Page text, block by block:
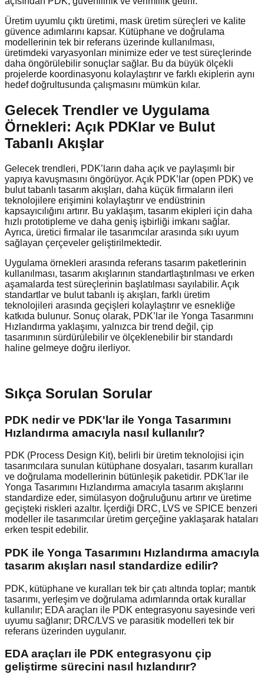
Üretim uyumlu çıktı üretimi, mask üretim süreçleri ve kalite
güvence adımlarını kapsar. Kütüphane ve doğrulama
modellerinin tek bir referans üzerinde kullanılması,
üretimdeki varyasyonları minimize eder ve test süreçlerinde
daha öngörülebilir sonuçlar sağlar. Bu da büyük ölçekli
projelerde koordinasyonu kolaylaştırır ve farklı ekiplerin aynı
hedef doğrultusunda çalışmasını mümkün kılar.
Gelecek Trendler ve Uygulama
Örnekleri: Açık PDKlar ve Bulut
Tabanlı Akışlar
Gelecek trendleri, PDK’ların daha açık ve paylaşımlı bir
yapıya kavuşmasını öngörüyor. Açık PDK’lar (open PDK) ve
bulut tabanlı tasarım akışları, daha küçük firmaların ileri
teknolojilere erişimini kolaylaştırır ve endüstrinin
kapsayıcılığını artırır. Bu yaklaşım, tasarım ekipleri için daha
hızlı prototipleme ve daha geniş işbirliği imkanı sağlar.
Ayrıca, üretici firmalar ile tasarımcılar arasında sıkı uyum
sağlayan çerçeveler geliştirilmektedir.
Uygulama örnekleri arasında referans tasarım paketlerinin
kullanılması, tasarım akışlarının standartlaştırılması ve erken
aşamalarda test süreçlerinin başlatılması sayılabilir. Açık
standartlar ve bulut tabanlı iş akışları, farklı üretim
teknolojileri arasında geçişleri kolaylaştırır ve esnekliğe
katkıda bulunur. Sonuç olarak, PDK’lar ile Yonga Tasarımını
Hızlandırma yaklaşımı, yalnızca bir trend değil, çip
tasarımının sürdürülebilir ve ölçeklenebilir bir standardı
haline gelmeye doğru ilerliyor.
Sıkça Sorulan Sorular
PDK nedir ve PDK'lar ile Yonga Tasarımını
Hızlandırma amacıyla nasıl kullanılır?
PDK (Process Design Kit), belirli bir üretim teknolojisi için
tasarımcılara sunulan kütüphane dosyaları, tasarım kuralları
ve doğrulama modellerinin bütünleşik paketidir. PDK'lar ile
Yonga Tasarımını Hızlandırma amacıyla tasarım akışlarını
standardize eder, simülasyon doğruluğunu artırır ve üretime
geçişteki riskleri azaltır. İçerdiği DRC, LVS ve SPICE benzeri
modeller ile tasarımcılar üretim gerçeğine yaklaşarak hataları
erken tespit edebilir.
PDK ile Yonga Tasarımını Hızlandırma amacıyla
tasarım akışları nasıl standardize edilir?
PDK, kütüphane ve kuralları tek bir çatı altında toplar; mantık
tasarımı, yerleşim ve doğrulama adımlarında ortak kurallar
kullanılır; EDA araçları ile PDK entegrasyonu sayesinde veri
uyumu sağlanır; DRC/LVS ve parasitik modelleri tek bir
referans üzerinden uygulanır.
EDA araçları ile PDK entegrasyonu çip
geliştirme sürecini nasıl hızlandırır?